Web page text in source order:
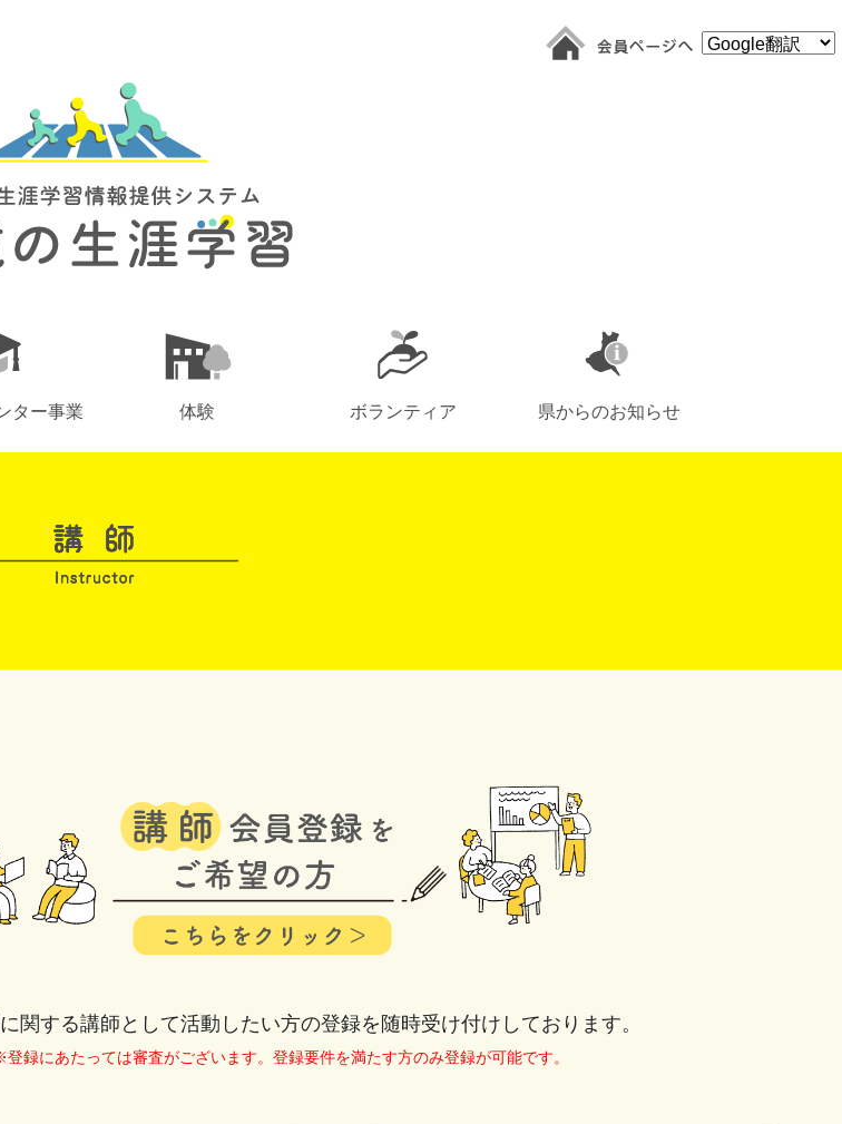
ター事業 体験 ボランティア 県からのお知らせ
関する講師として活動したい方の登録を随時受け付けしております。
登録にあたっては審査がございます。登録要件を満たす方のみ登録が可能です。